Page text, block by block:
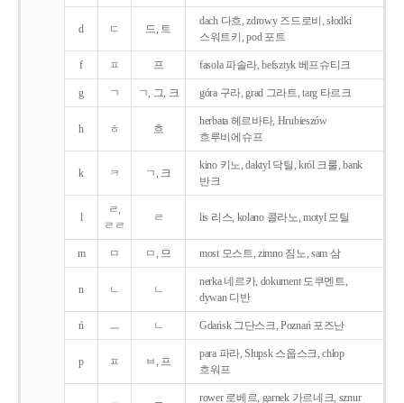
d ㄷ 드, 트
dach 다흐, zdrowy 즈드로비, słodki
스워트키, pod 포트
f ㅍ 프 fasola 파솔라, befsztyk 베프슈티크
g ㄱ ㄱ, 그, 크 góra 구라, grad 그라트, targ 타르크
h ㅎ 흐
herbata 헤르바타, Hrubieszów
흐루비에슈프
k ㅋ ㄱ, 크
kino 키노, daktyl 닥틸, król 크룰, bank
반크
l
ㄹ,
ㄹㄹ
ㄹ lis 리스, kolano 콜라노, motyl 모틸
m ㅁ ㅁ, 므 most 모스트, zimno 짐노, sam 삼
n ㄴ ㄴ
nerka 네르카, dokument 도쿠멘트,
dywan 디반
ń ㅡ ㄴ Gdańsk 그단스크, Poznań 포즈난
p ㅍ ㅂ, 프
para 파라, Słupsk 스웁스크, chłop
흐워프
rower 로베르, garnek 가르네크, sznur